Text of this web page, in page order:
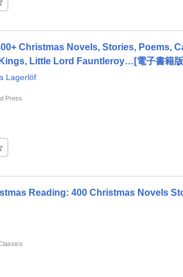
Christmas Novels, Stories, Poems,
Little Lord Fauntleroy…[電子書籍
Lagerlöf
Press
Reading: 400 Christmas Novels